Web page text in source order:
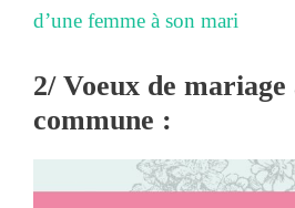
d’une femme à son mari
2/ Voeux de mariage
commune :